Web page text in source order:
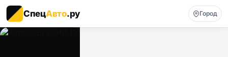
СпецАвто.ру Город